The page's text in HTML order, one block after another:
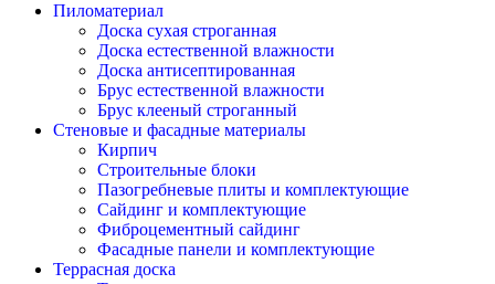
Пиломатериал
Доска сухая строганная
Доска естественной влажности
Доска антисептированная
Брус естественной влажности
Брус клееный строганный
Стеновые и фасадные материалы
Кирпич
Строительные блоки
Пазогребневые плиты и комплектующие
Сайдинг и комплектующие
Фиброцементный сайдинг
Фасадные панели и комплектующие
Террасная доска